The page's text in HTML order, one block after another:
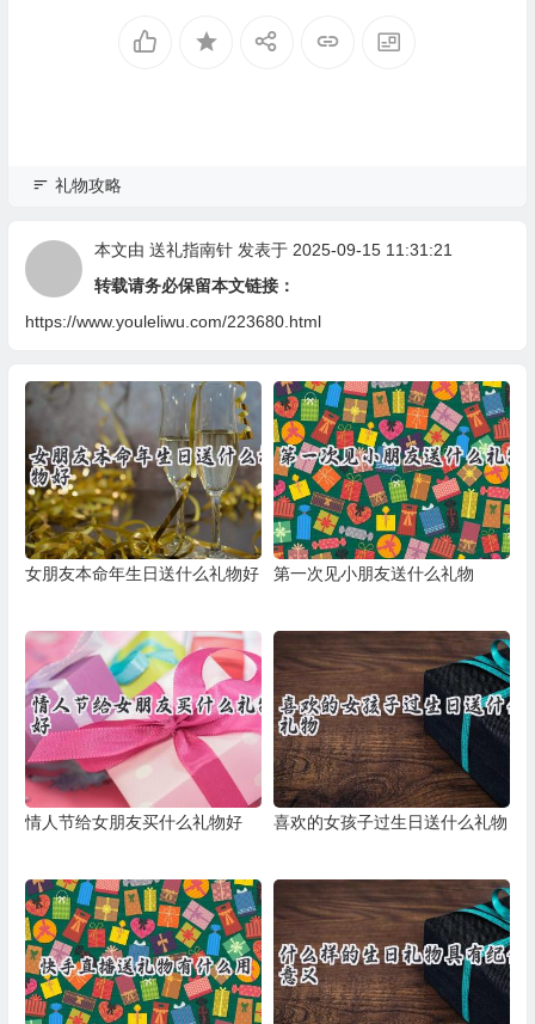
礼物攻略
本文由 送礼指南针发表于 2025-09-15 11:31:21
转载请务必保留本文链接：
https://www.youleliwu.com/223680.html
女朋友本命年生日送什么礼物好 第一次见小朋友送什么礼物
情人节给女朋友买什么礼物好 喜欢的女孩子过生日送什么礼物